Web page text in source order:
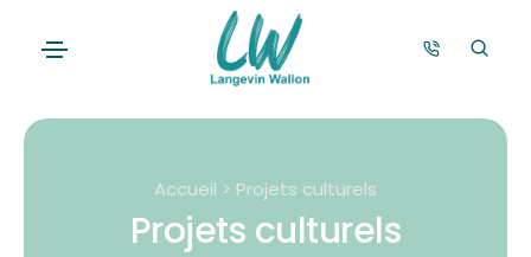
Accueil > Projets culturels
Projets culturels